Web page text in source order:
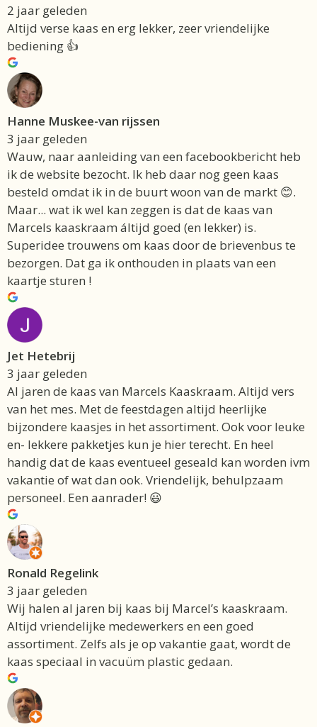
2 jaar geleden
Altijd verse kaas en erg lekker, zeer vriendelijke
bediening 👍
Hanne Muskee-van rijssen
3 jaar geleden
Wauw, naar aanleiding van een facebookbericht heb
ik de website bezocht. Ik heb daar nog geen kaas
besteld omdat ik in de buurt woon van de markt 😊.
Maar... wat ik wel kan zeggen is dat de kaas van
Marcels kaaskraam áltijd goed (en lekker) is.
Superidee trouwens om kaas door de brievenbus te
bezorgen. Dat ga ik onthouden in plaats van een
kaartje sturen !
Jet Hetebrij
3 jaar geleden
Al jaren de kaas van Marcels Kaaskraam. Altijd vers
van het mes. Met de feestdagen altijd heerlijke
bijzondere kaasjes in het assortiment. Ook voor leuke
en- lekkere pakketjes kun je hier terecht. En heel
handig dat de kaas eventueel geseald kan worden ivm
vakantie of wat dan ook. Vriendelijk, behulpzaam
personeel. Een aanrader! 😃
Ronald Regelink
3 jaar geleden
Wij halen al jaren bij kaas bij Marcel’s kaaskraam.
Altijd vriendelijke medewerkers en een goed
assortiment. Zelfs als je op vakantie gaat, wordt de
kaas speciaal in vacuüm plastic gedaan.